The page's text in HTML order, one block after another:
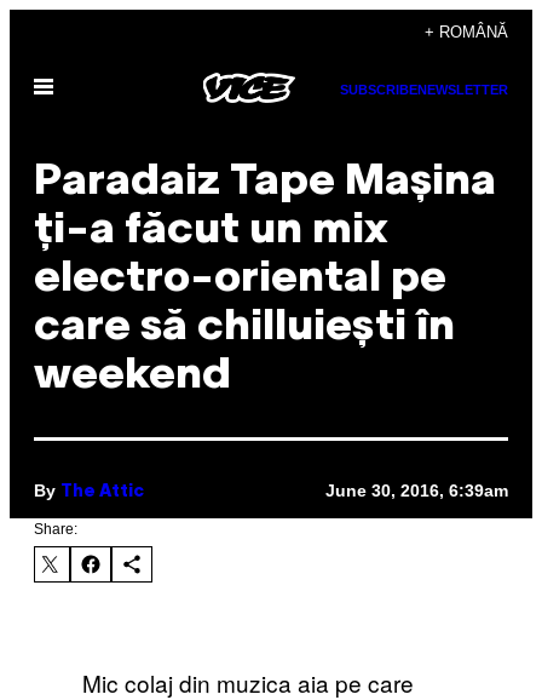
content
+ ROMÂNĂ
Open
SUBSCRIBENEWSLETTER
Paradaiz Tape Mașina
ți-a făcut un mix
electro-oriental pe
care să chilluiești în
weekend
By The Attic June 30, 2016, 6:39am
Share:
Mic colaj din muzica aia pe care